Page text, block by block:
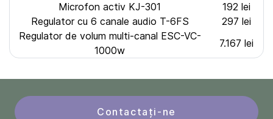
Microfon activ KJ-301
192 lei
Regulator cu 6 canale audio T-6FS
297 lei
Regulator de volum multi-canal ESC-VC-
1000w
7.167 lei
Contactați-ne